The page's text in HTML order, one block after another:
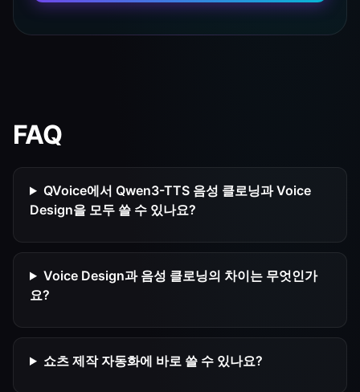
FAQ
QVoice에서 Qwen3-TTS 음성 클로닝과 Voice
Design을 모두 쓸 수 있나요?
Voice Design과 음성 클로닝의 차이는 무엇인가
요?
쇼츠 제작 자동화에 바로 쓸 수 있나요?